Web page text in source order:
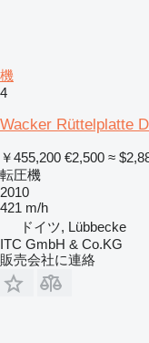
機
4
Wacker Rüttelplatte
￥455,200 €2,500 ≈
転圧機
2010
421 m/h
ドイツ, Lübbecke
ITC GmbH & Co.KG
販売会社に連絡